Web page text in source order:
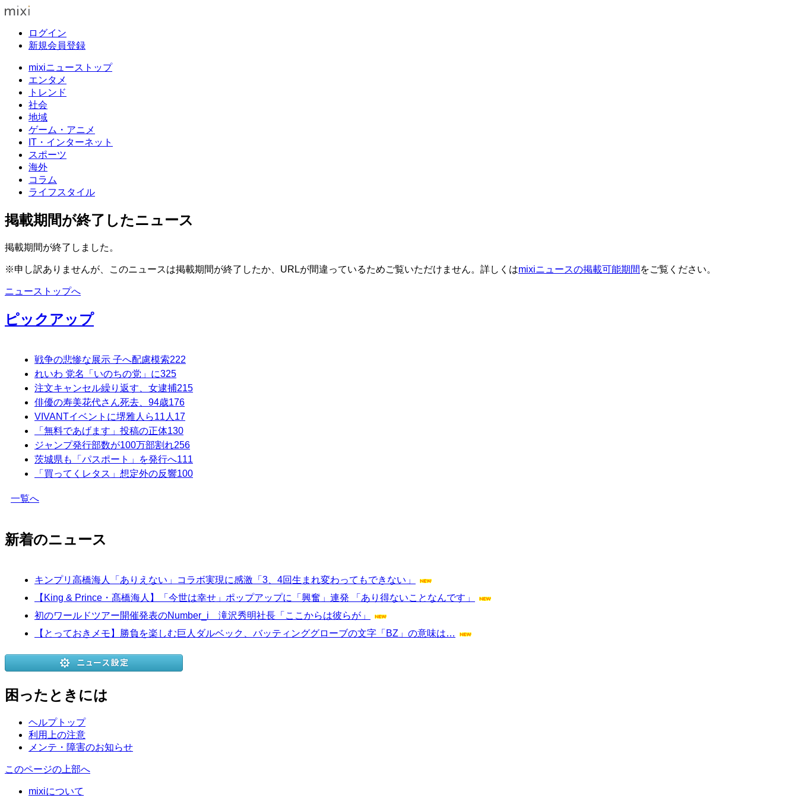
ログイン
新規会員登録
mixiニューストップ
エンタメ
トレンド
社会
地域
ゲーム・アニメ
IT・インターネット
スポーツ
海外
コラム
ライフスタイル
掲載期間が終了したニュース
掲載期間が終了しました。
※申し訳ありませんが、このニュースは掲載期間が終了したか、URLが間違っているためご覧いただけません。詳しくはmixiニュースの掲載可能期間 をご覧ください。
ニューストップへ
ピックアップ
戦争の悲惨な展示 子へ配慮模索222
れいわ 党名「いのちの党」に325
注文キャンセル繰り返す、女逮捕215
俳優の寿美花代さん死去、94歳176
VIVANTイベントに堺雅人ら11人 17
「無料であげます」投稿の正体130
ジャンプ発行部数が100万部割れ256
茨城県も「パスポート」を発行へ111
「買ってくレタス」想定外の反響100
一覧へ
新着のニュース
キンプリ高橋海人「ありえない」コラボ実現に感激「3、4回生まれ変わってもできない」
【King & Prince・髙橋海人】「今世は幸せ」ポップアップに「興奮」連発 「あり得ないことなんです」
初のワールドツアー開催発表のNumber_i 滝沢秀明社長「ここからは彼らが」
【とっておきメモ】勝負を楽しむ巨人ダルベック、バッティンググローブの文字「BZ」の意味は…
困ったときには
ヘルプトップ
利用上の注意
メンテ・障害のお知らせ
このページの上部へ
mixiについて